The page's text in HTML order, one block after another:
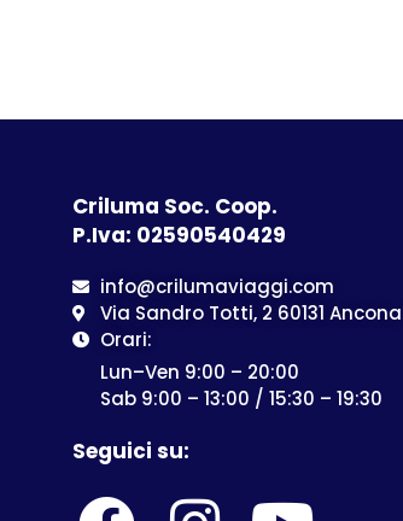
Criluma Soc. Coop.
P.Iva: 02590540429
info@crilumaviaggi.com
Via Sandro Totti, 2 60131
Orari:
Lun–Ven 9:00 – 20:00
Sab 9:00 – 13:00 / 15:30 – 19:30
Seguici su: